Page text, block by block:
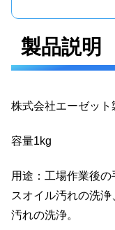
製品説明
株式会社エーゼッ
容量1kg
用途：工場作業後
スオイル汚れの洗
汚れの洗浄。